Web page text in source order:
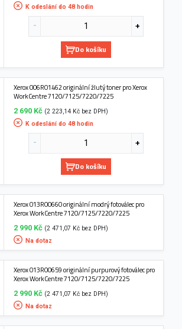
K odeslání do 48 hodin
Do košíku
Xerox 006R01462 originální žlutý toner pro Xerox
WorkCentre 7120/7125/7220/7225
2 690 Kč (2 223,14 Kč bez DPH)
K odeslání do 48 hodin
Do košíku
Xerox 013R00660 originální modrý fotoválec pro
Xerox WorkCentre 7120/7125/7220/7225
2 990 Kč (2 471,07 Kč bez DPH)
Na dotaz
Xerox 013R00659 originální purpurový fotoválec pro
Xerox WorkCentre 7120/7125/7220/7225
2 990 Kč (2 471,07 Kč bez DPH)
Na dotaz